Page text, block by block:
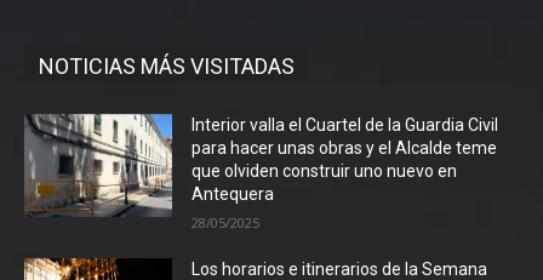
NOTICIAS MÁS VISITADAS
Interior valla el Cuartel de la Guardia Civil
para hacer unas obras y el Alcalde teme
que olviden construir uno nuevo en
Antequera
28/05/2025
Los horarios e itinerarios de la Semana